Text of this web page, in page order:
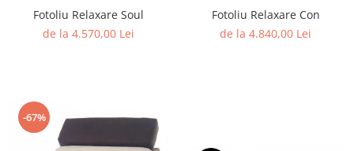
Fotoliu Relaxare Soul
de la 4.570,00 Lei
Fotoliu Relaxare Con
de la 4.840,00 Lei
-67%